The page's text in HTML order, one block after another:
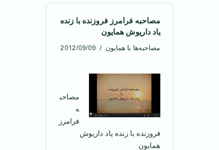
مصاحبه فرامرز فروزنده با زنده
یاد داریوش همایون
مصاحبه‌ها با همایون 2012/09/09
مصاحب
ه
فرامرز
فروزنده با زنده یاد داریوش
همایون